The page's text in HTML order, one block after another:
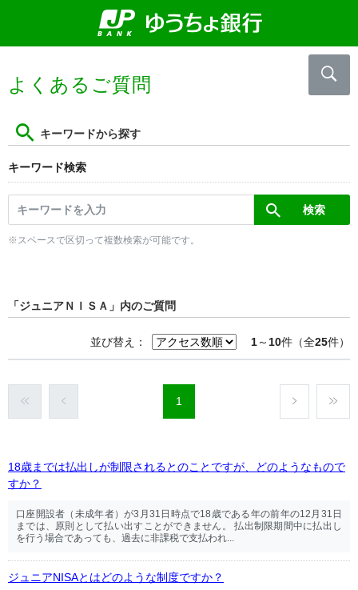
よくあるご質問
キーワードから探す
キーワード検索
※スペースで区切って複数検索が可能です。
「ジュニアＮＩＳＡ」内のご質問
並び替え： 1～ 10件（全25件）
1
18歳までは払出しが制限されるとのことですが、どのようなもので
すか？
口座開設者（未成年者）が3月31日時点で18歳である年の前年の12月31日
までは、原則として払い出すことができません。 払出制限期間中に払出し
を行う場合であっても、過去に非課税で支払われ...
ジュニアNISAとはどのような制度ですか？